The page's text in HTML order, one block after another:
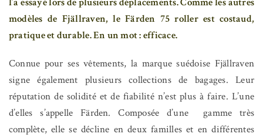
modèles de Fjällraven, le Färden 75 roller est costaud,
pratique et durable. En un mot : efficace.
Connue pour ses vêtements, la marque suédoise Fjällraven
signe également plusieurs collections de bagages. Leur
réputation de solidité et de fiabilité n’est plus à faire. L’une
d’elles s’appelle Färden. Composée d’une gamme très
complète, elle se décline en deux familles et en différentes